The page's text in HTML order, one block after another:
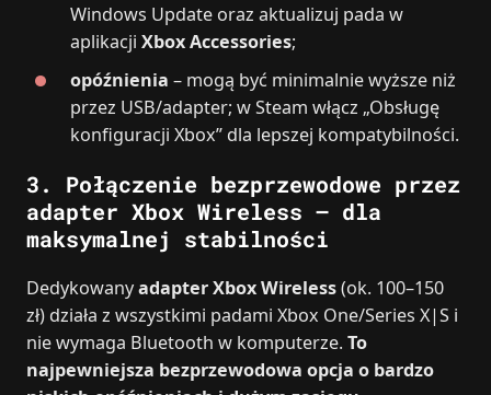
Windows Update oraz aktualizuj pada w
aplikacjiXbox Accessories;
opóźnienia – mogą być minimalnie wyższe niż
przez USB/adapter; w Steam włącz „Obsługę
konfiguracji Xbox” dla lepszej kompatybilności.
3. Połączenie bezprzewodowe przez
adapter Xbox Wireless – dla
maksymalnej stabilności
Dedykowanyadapter Xbox Wireless(ok. 100–150
zł) działa z wszystkimi padami Xbox One/Series X|S i
nie wymaga Bluetooth w komputerze. To
najpewniejsza bezprzewodowa opcja o bardzo